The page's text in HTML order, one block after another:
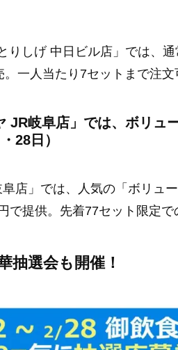
りしげ 中日ビル店」では、
一人当たり7セットまで注文
JR岐阜店」では、ボリュ
28日）
阜店」では、人気の「ボリュ
で提供。先着77セット限定で
抽選会も開催！